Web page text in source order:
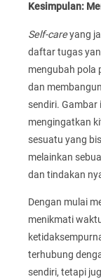
Kesimpulan:
Self-careyang
daftar tugas
mengubah pola
dan
sendiri.
mengingatkan
sesuatu yang
melainkan
dan tindakan
Dengan mulai
menikmati
terhubung
sendiri, tetapi